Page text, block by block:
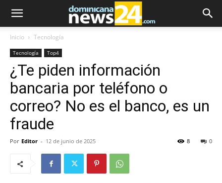
Inicio Tecnología
Tecnología Top4
¿Te piden información
bancaria por teléfono o
correo? No es el banco, es un
fraude
Por Editor - 12 de junio de 2025 0
8